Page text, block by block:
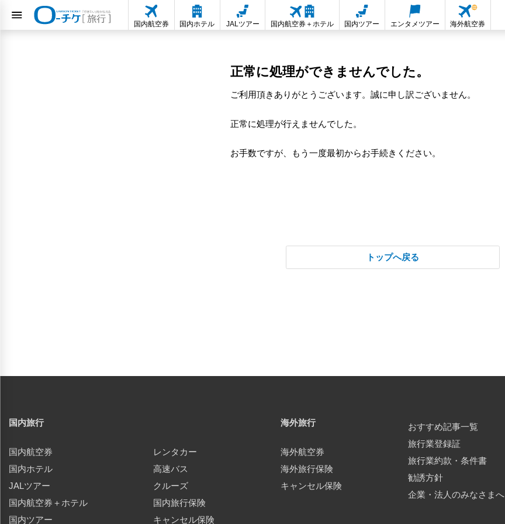
国内航空券 国内ホテル JALツアー 国内航空券＋ホテル 国内ツアー エンタメツアー 海外航空券
正常に処理ができませんでした。
ご利用頂きありがとうございます。誠に申し訳ございません。
正常に処理が行えませんでした。
お手数ですが、もう一度最初からお手続きください。
トップへ戻る
国内旅行
国内航空券
国内ホテル
JALツアー
国内航空券＋ホテル
国内ツアー
レンタカー
高速バス
クルーズ
国内旅行保険
キャンセル保険
海外旅行
海外航空券
海外旅行保険
キャンセル保険
おすすめ記事一覧
旅行業登録証
旅行業約款・条件書
勧誘方針
企業・法人のみなさまへ